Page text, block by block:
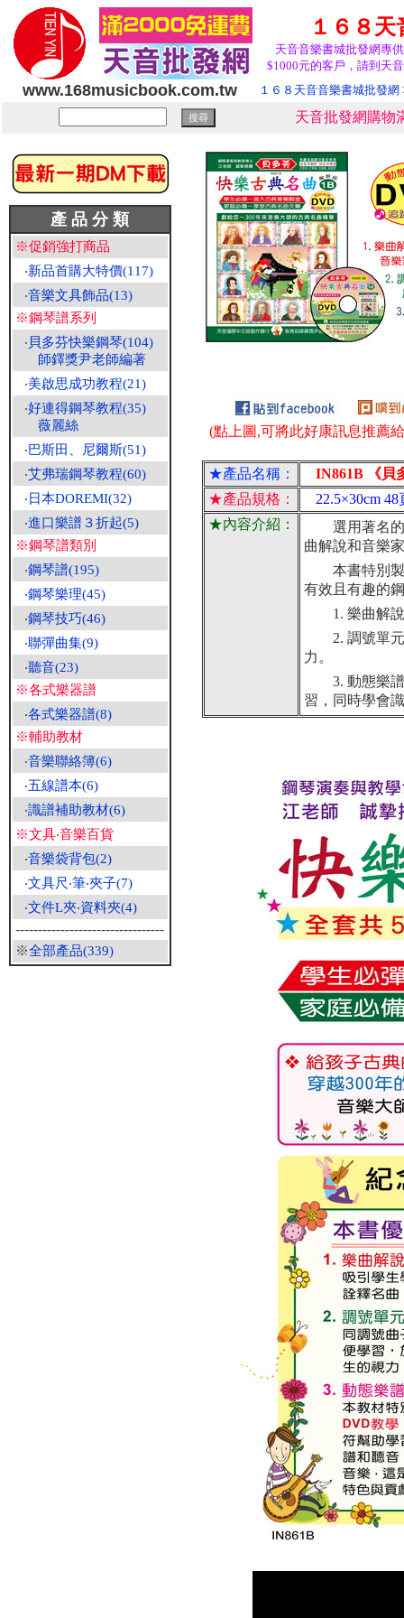
１６８
天音音樂書城批發網專
$1000元的客戶，請到天
www.168musicbook.com.tw １６８天音音樂書城批發網
天音批發網購物
產 品 分 類
※促銷強打商品
‧新品首購大特價(117)
‧音樂文具飾品(13)
※鋼琴譜系列
‧ 貝多芬快樂鋼琴(104)
師鐸獎尹老師編著
‧美啟思成功教程(21)
‧好連得鋼琴教程(35)
薇麗絲
‧巴斯田、尼爾斯(51)
‧艾弗瑞鋼琴教程(60)
‧ 日本DOREMI(32)
‧進口樂譜３折起(5)
※鋼琴譜類別
‧鋼琴譜(195)
‧鋼琴樂理(45)
‧鋼琴技巧(46)
‧聯彈曲集(9)
‧聽音(23)
※各式樂器譜
‧各式樂器譜(8)
※輔助教材
‧音樂聯絡簿(6)
‧五線譜本(6)
‧識譜補助教材(6)
※文具‧音樂百貨
‧音樂袋背包(2)
‧文具尺‧筆‧夾子(7)
‧文件L夾‧資料夾(4)
---------------------------------
※全部產品(339)
(點上圖,可將此好康訊息推薦
★產品名稱：
IN861B 《貝
★產品規格：
22.5×30cm
★內容介紹：
選用著名的
曲解說和音樂
本書特別製
有效且有趣的
1. 樂曲解說
2. 調號單元
力。
3. 動態樂譜
習，同時學會